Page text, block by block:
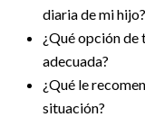
diaria de mi hijo?
¿Qué opción de
adecuada?
¿Qué le
situación?